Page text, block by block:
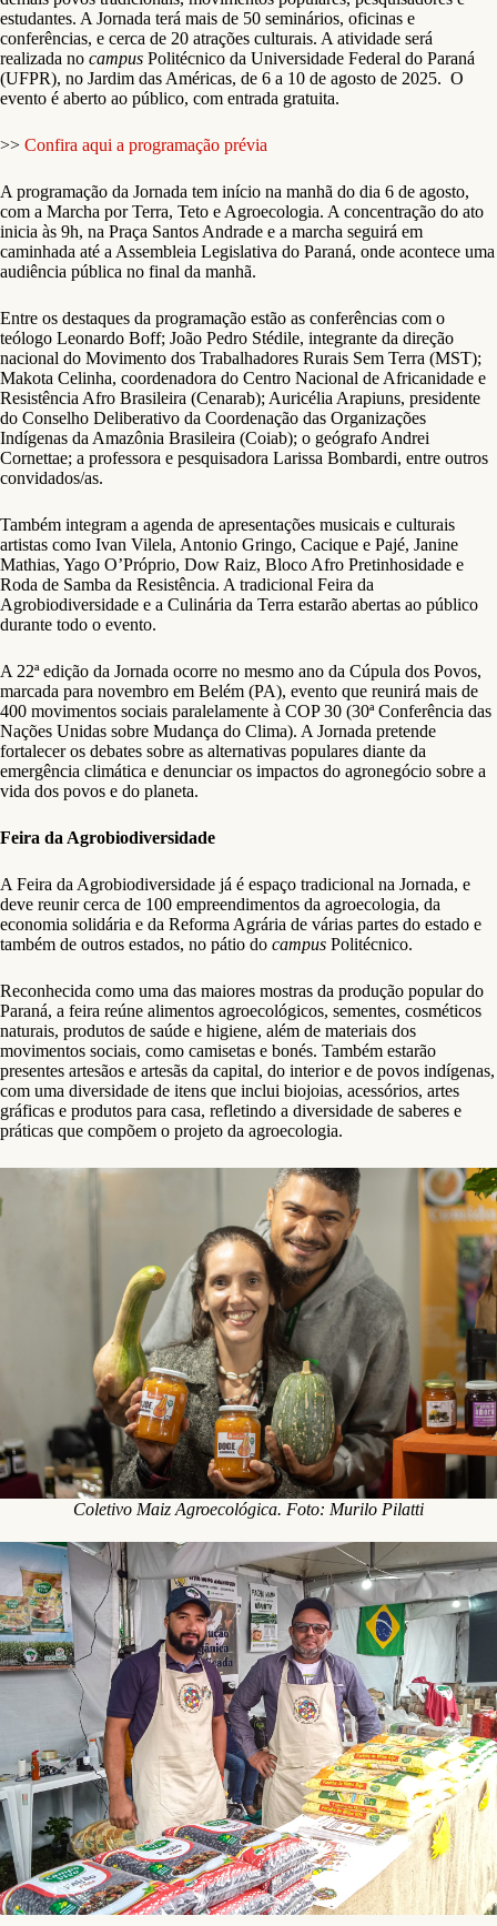
estudantes. A Jornada terá mais de 50 seminários, oficinas e
conferências, e cerca de 20 atrações culturais. A atividade será
realizada no campus Politécnico da Universidade Federal do Paraná
(UFPR), no Jardim das Américas, de 6 a 10 de agosto de 2025. O
evento é aberto ao público, com entrada gratuita.
>> Confira aqui a programação prévia
A programação da Jornada tem início na manhã do dia 6 de agosto,
com a Marcha por Terra, Teto e Agroecologia. A concentração do ato
inicia às 9h, na Praça Santos Andrade e a marcha seguirá em
caminhada até a Assembleia Legislativa do Paraná, onde acontece uma
audiência pública no final da manhã.
Entre os destaques da programação estão as conferências com o
teólogo Leonardo Boff; João Pedro Stédile, integrante da direção
nacional do Movimento dos Trabalhadores Rurais Sem Terra (MST);
Makota Celinha, coordenadora do Centro Nacional de Africanidade e
Resistência Afro Brasileira (Cenarab); Auricélia Arapiuns, presidente
do Conselho Deliberativo da Coordenação das Organizações
Indígenas da Amazônia Brasileira (Coiab); o geógrafo Andrei
Cornettae; a professora e pesquisadora Larissa Bombardi, entre outros
convidados/as.
Também integram a agenda de apresentações musicais e culturais
artistas como Ivan Vilela, Antonio Gringo, Cacique e Pajé, Janine
Mathias, Yago O’Próprio, Dow Raiz, Bloco Afro Pretinhosidade e
Roda de Samba da Resistência. A tradicional Feira da
Agrobiodiversidade e a Culinária da Terra estarão abertas ao público
durante todo o evento.
A 22ª edição da Jornada ocorre no mesmo ano da Cúpula dos Povos,
marcada para novembro em Belém (PA), evento que reunirá mais de
400 movimentos sociais paralelamente à COP 30 (30ª Conferência das
Nações Unidas sobre Mudança do Clima). A Jornada pretende
fortalecer os debates sobre as alternativas populares diante da
emergência climática e denunciar os impactos do agronegócio sobre a
vida dos povos e do planeta.
Feira da Agrobiodiversidade
A Feira da Agrobiodiversidade já é espaço tradicional na Jornada, e
deve reunir cerca de 100 empreendimentos da agroecologia, da
economia solidária e da Reforma Agrária de várias partes do estado e
também de outros estados, no pátio do campus Politécnico.
Reconhecida como uma das maiores mostras da produção popular do
Paraná, a feira reúne alimentos agroecológicos, sementes, cosméticos
naturais, produtos de saúde e higiene, além de materiais dos
movimentos sociais, como camisetas e bonés. Também estarão
presentes artesãos e artesãs da capital, do interior e de povos indígenas,
com uma diversidade de itens que inclui biojoias, acessórios, artes
gráficas e produtos para casa, refletindo a diversidade de saberes e
práticas que compõem o projeto da agroecologia.
Coletivo Maiz Agroecológica. Foto: Murilo Pilatti